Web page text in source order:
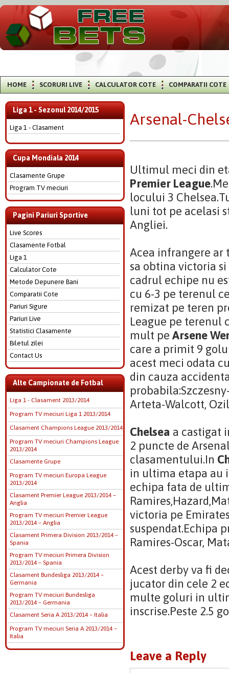
HOME SCORURI LIVE CALCULATOR COTE COMPARATII COTE
Liga 1 - Sezonul 2014/2015
Liga 1 - Clasament
Cupa Mondiala 2014
Clasamente Grupe
Program TV meciuri
Pagini Pariuri Sportive
Live Scores
Clasamente Fotbal
Liga 1
Calculator Cote
Metode Depunere Bani
Comparatii Cote
Pariuri Sigure
Pariuri Live
Statistici Clasamente
Biletul zilei
Contact Us
Alte Campionate de Fotbal
Liga 1 - Clasament 2013/2014
Program TV meciuri Liga 1 2013/2014
Clasament Champions League 2013/2014
Program TV meciuri Champions League
2013/2014
Clasamente Grupe
Program TV meciuri Europa League
2013/2014
Clasament Premier League 2013/2014 –
Anglia
Program TV meciuri Premier League
2013/2014 – Anglia
Clasament Primera Division 2013/2014 –
Spania
Program TV meciuri Primera Division
2013/2014 – Spania
Clasament Bundesliga 2013/2014 –
Germania
Program TV meciuri Bundesliga
2013/2014 – Germania
Clasament Seria A 2013/2014 – Italia
Program TV meciuri Seria A 2013/2014 –
Italia
Arsenal-
Ultimul meci din
Premier League
locului 3
luni tot pe acelasi
Angliei.
Acea infrangere
sa obtina victoria
cadrul echipe nu
cu 6-3 pe terenul
remizat pe teren
League pe terenul
mult pe Arsene
care a primit 9
acest meci odata
din cauza
Arteta-Walcott,
Chelsea a castigat
2 puncte de
clasamentului.In
in ultima etapa au
echipa fata de
victoria pe
suspendat.Echipa
Ramires-Oscar,
Acest derby va fi
jucator din cele 2
multe goluri in
inscrise.Peste 2.5
Leave a Reply